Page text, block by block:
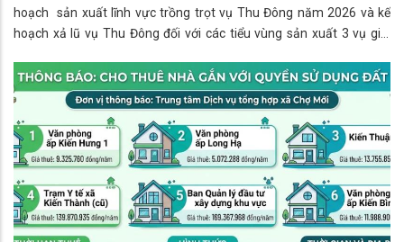
hoạch sản xuất lĩnh vực trồng trọt vụ Thu Đông năm 2026 và kế
hoạch xả lũ vụ Thu Đông đối với các tiểu vùng sản xuất 3 vụ giai